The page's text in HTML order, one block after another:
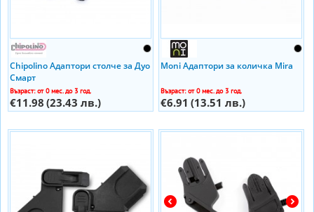
Chipolino Адаптори столче за Дуо
Смарт
Възраст: от 0 мес. до 3 год.
€11.98 (23.43 лв.)
Moni Адаптори за количка Mira
Възраст: от 0 мес. до 3 год.
€6.91 (13.51 лв.)